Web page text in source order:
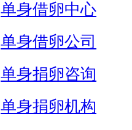
单身借卵中心
单身借卵公司
单身捐卵咨询
单身捐卵机构